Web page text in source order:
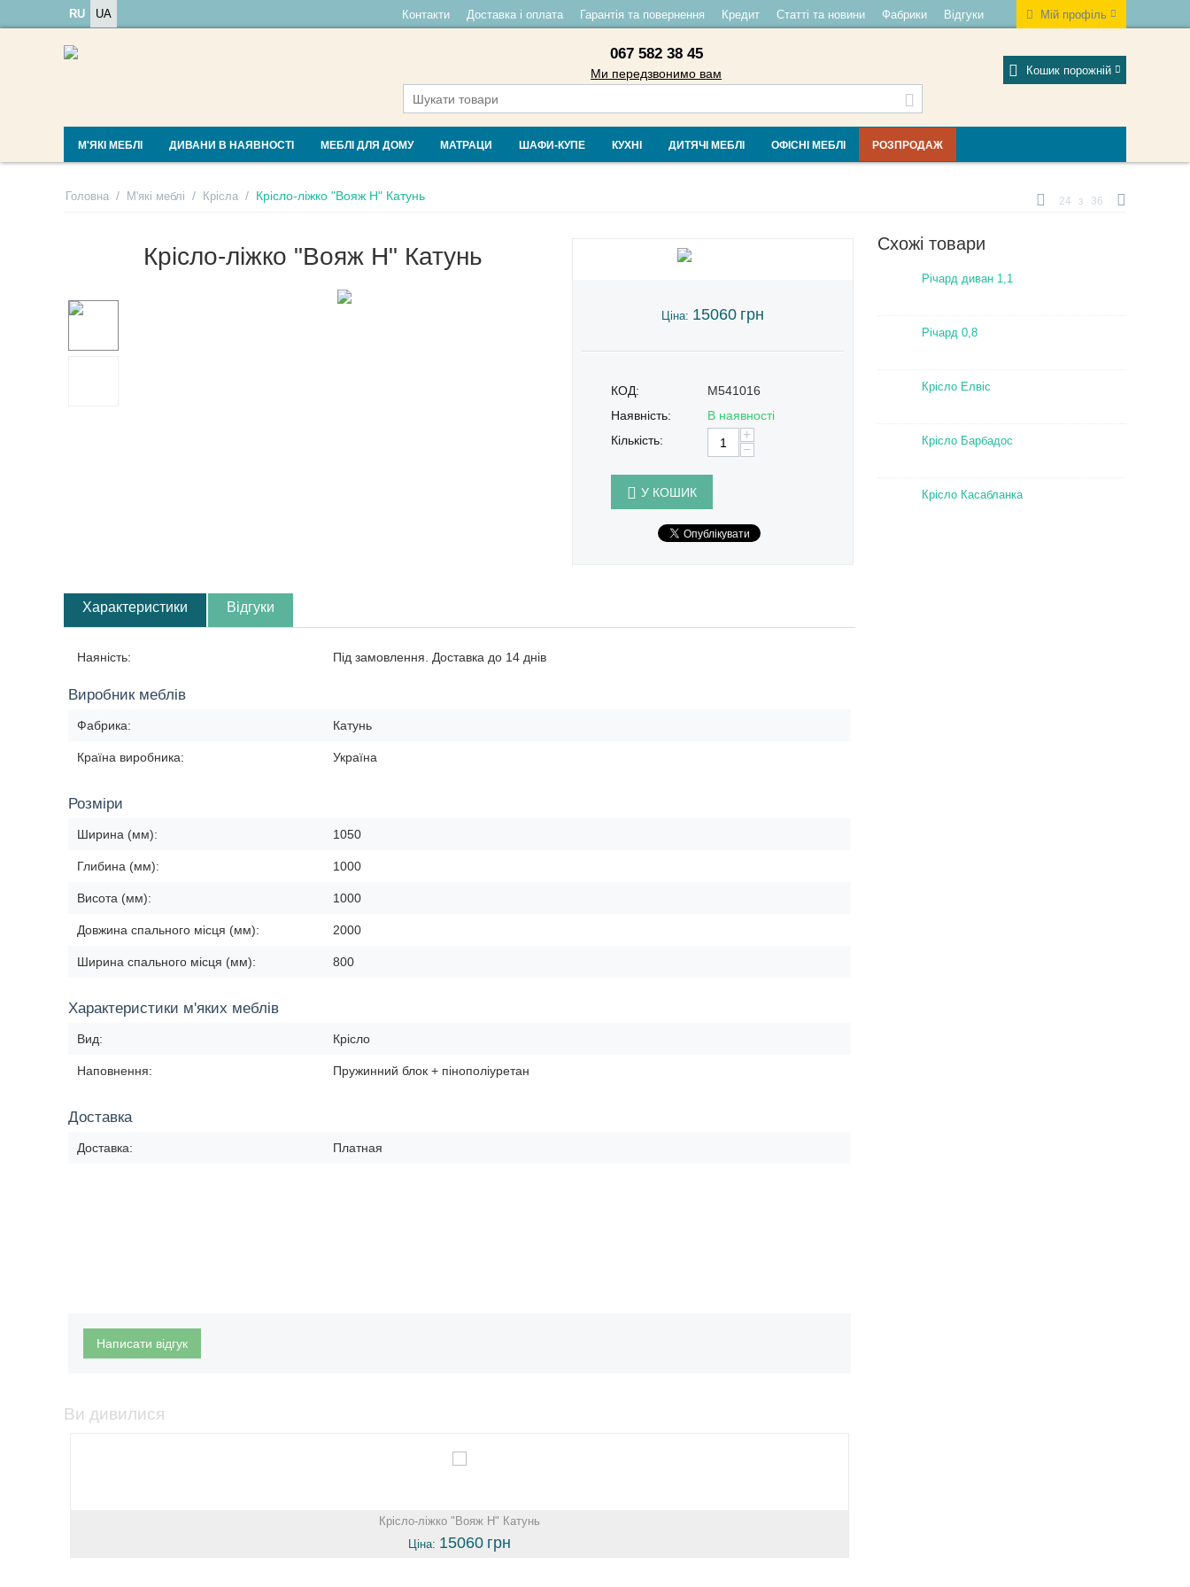
RU UA Мій профіль
Контакти Доставка і оплата Гарантія та повернення Кредит Статті та новини Фабрики Відгуки
067 582 38 45
Ми передзвонимо вам Кошик порожній
М'ЯКІ МЕБЛІ ДИВАНИ В НАЯВНОСТІ МЕБЛІ ДЛЯ ДОМУ МАТРАЦИ ШАФИ-КУПЕ КУХНІ ДИТЯЧІ МЕБЛІ ОФІСНІ МЕБЛІ РОЗПРОДАЖ
Головна / М'які меблі / Крісла / Крісло-ліжко "Вояж Н" Катунь 24 з 36
Крісло-ліжко "Вояж Н" Катунь
Ціна: 15060 грн
КОД:
M541016
Наявність:
В наявності
Кількість:
+
−
У КОШИК
Характеристики Відгуки
Наяність: Під замовлення. Доставка до 14 днів
Виробник меблів
Фабрика: Катунь
Країна виробника: Україна
Розміри
Ширина (мм): 1050
Глибина (мм): 1000
Висота (мм): 1000
Довжина спального місця (мм): 2000
Ширина спального місця (мм): 800
Характеристики м'яких меблів
Вид: Крісло
Наповнення: Пружинний блок + пінополіуретан
Доставка
Доставка: Платная
Написати відгук
Ви дивилися
Крісло-ліжко "Вояж Н" Катунь
Ціна: 15060 грн
Схожі товари
Річард диван 1,1
Річард 0,8
Крісло Елвіс
Крісло Барбадос
Крісло Касабланка